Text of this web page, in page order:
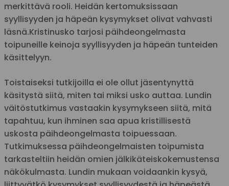
merkittävä rooli. Heidän kertomuksissaan
syyllisyyden ja häpeän kysymykset olivat vahvasti
läsnä.Kristinusko tarjosi päihdeongelmasta
toipuneille keinoja syyllisyyden ja häpeän tunteiden
käsittelyyn.
Toistaiseksi tutkijoilla ei ole ollut jäsentynyttä
käsitystä siitä, miten tai miksi usko auttaa. Lundin
väitöstutkimus vastaakin kysymykseen siitä, mitä
tapahtuu, kun ihminen saa apua kristillisestä
uskosta päihdeongelmasta toipuessaan.
Tutkimuksessa päihdeongelmaisten toipumista
tarkasteltiin heidän omien jälkikäteiskokemustensa
näkökulmasta. Lundin mukaan voidaankin kysyä,